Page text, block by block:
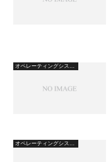
オペレーティングシステム